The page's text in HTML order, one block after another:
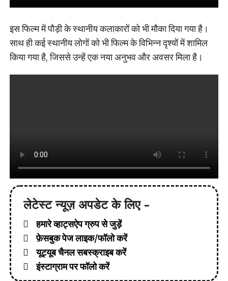
इस फिल्म में पौड़ी के स्थानीय कलाकारों को भी मौका दिया गया है।
साथ ही कई स्थानीय लोगों को भी फिल्म के विभिन्न दृश्यों में शामिल
किया गया है, जिससे उन्हें एक नया अनुभव और अवसर मिला है।
लेटेस्ट न्यूज़ अपडेट के लिए -
हमारे व्हाट्सऐप ग्रुप से जुड़ें
फ़ेसबुक पेज लाइक/फॉलो करें
यूट्यूब चैनल सबस्क्राइब करें
इंस्टाग्राम पर फॉलो करें